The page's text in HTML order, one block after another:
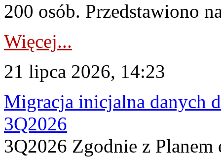
200 osób. Przedstawiono
Więcej...
21 lipca 2026, 14:23
Migracja inicjalna danych
3Q2026
3Q2026 Zgodnie z